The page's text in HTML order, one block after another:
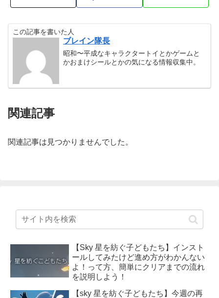
この記事を書いた人
ブレイン隊長
昭和〜平成なキャラクタートイとかゲームと
かおまけシールとかの気になる情報収集中。
関連記事
関連記事は見つかりませんでした。
【Sky 星を紡ぐ子どもたち】インスト
ールしてみたけど進め方がわかんない
よ！って方、簡単にクリアまでの流れ
を説明しよう！
【sky 星を紡ぐ子どもたち】今週の再